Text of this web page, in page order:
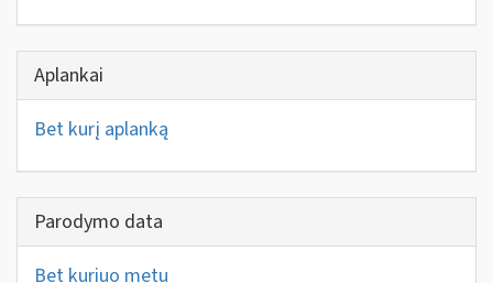
Aplankai
Bet kurį aplanką
Parodymo data
Bet kuriuo metu